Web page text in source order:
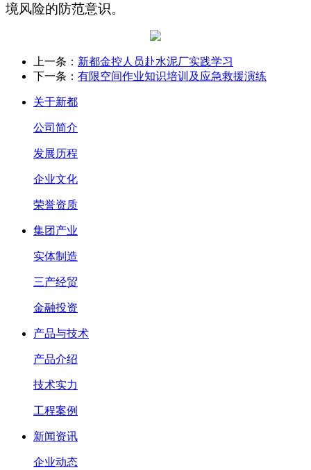
境风险的防范意识。
上一条： 新都金控人员赴水泥厂实践学习
下一条： 有限空间作业知识培训及应急救援演练
关于新都
公司简介
发展历程
企业文化
荣誉资质
集团产业
实体制造
三产经贸
金融投资
产品与技术
产品介绍
技术实力
工程案例
新闻资讯
企业动态